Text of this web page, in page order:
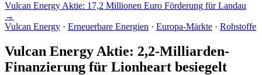
Vulcan Energy Aktie: 17,2 Millionen Euro Förderung für Landau
→
Vulcan Energy · Erneuerbare Energien · Europa-Märkte · Rohstoffe
Vulcan Energy Aktie: 2,2-Milliarden-
Finanzierung für Lionheart besiegelt